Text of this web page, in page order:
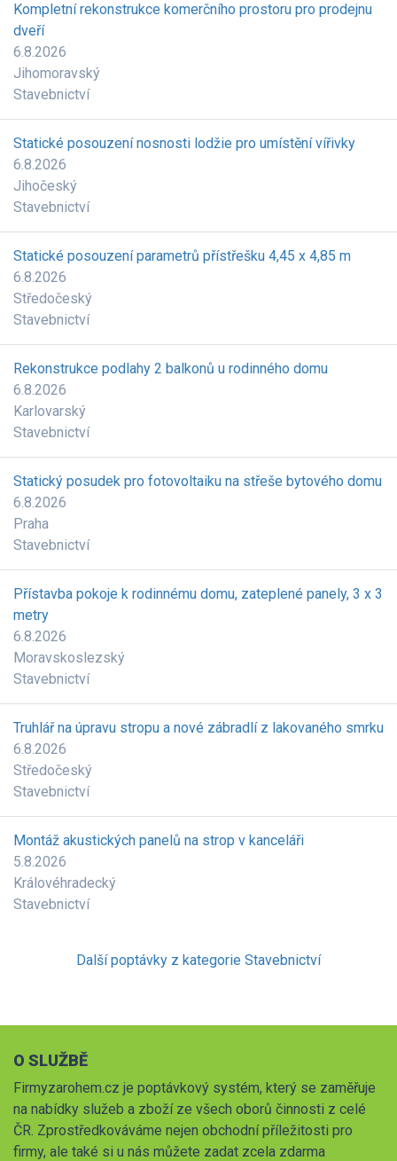
Kompletní rekonstrukce komerčního prostoru pro prodejnu
dveří
6.8.2026
Jihomoravský
Stavebnictví
Statické posouzení nosnosti lodžie pro umístění vířivky
6.8.2026
Jihočeský
Stavebnictví
Statické posouzení parametrů přístřešku 4,45 x 4,85 m
6.8.2026
Středočeský
Stavebnictví
Rekonstrukce podlahy 2 balkonů u rodinného domu
6.8.2026
Karlovarský
Stavebnictví
Statický posudek pro fotovoltaiku na střeše bytového domu
6.8.2026
Praha
Stavebnictví
Přístavba pokoje k rodinnému domu, zateplené panely, 3 x 3
metry
6.8.2026
Moravskoslezský
Stavebnictví
Truhlář na úpravu stropu a nové zábradlí z lakovaného smrku
6.8.2026
Středočeský
Stavebnictví
Montáž akustických panelů na strop v kanceláři
5.8.2026
Královéhradecký
Stavebnictví
Další poptávky z kategorie Stavebnictví
O SLUŽBĚ
Firmyzarohem.cz je poptávkový systém, který se zaměřuje
na nabídky služeb a zboží ze všech oborů činnosti z celé
ČR. Zprostředkováváme nejen obchodní příležitosti pro
firmy, ale také si u nás můžete zadat zcela zdarma